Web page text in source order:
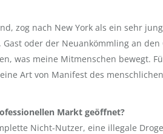
zog nach New York als ein sehr
oder der Neuankömmling an
was meine Mitmenschen bewegt.
Art von Manifest des
Markt geöffnet?
Nicht-Nutzer, eine illegale